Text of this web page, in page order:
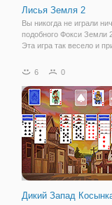
Лисья Земля 2
Вы никогда не играли
подобного Фокси Земли
Эта игра так весело и
чтобы увидеть, как это
пытается решить
помощью
6 0
Дикий Запад